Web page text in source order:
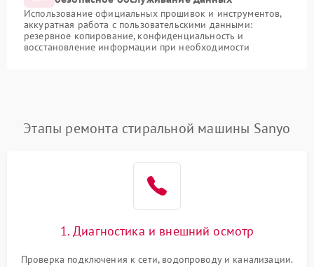
Использование официальных прошивок и инструментов,
аккуратная работа с пользовательскими данными:
резервное копирование, конфиденциальность и
восстановление информации при необходимости
Этапы ремонта стиральной машины Sanyo
1. Диагностика и внешний осмотр
Проверка подключения к сети, водопроводу и канализации.